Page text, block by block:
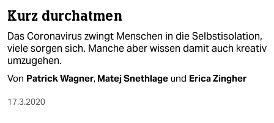
Kurz durchatmen
Das Coronavirus zwingt Menschen in die Selbstisolation,
viele sorgen sich. Manche aber wissen damit auch kreativ
umzugehen.
Von Patrick Wagner, Matej Snethlage und Erica Zingher
17.3.2020